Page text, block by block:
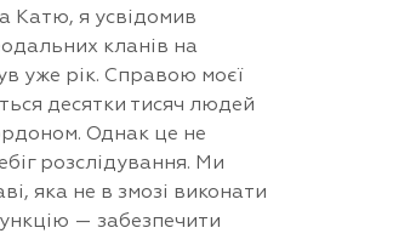
Катю, я усвідомив
кланів на
уже рік. Справою моєї
десятки тисяч людей
Однак це не
розслідування. Ми
яка не в змозі виконати
— забезпечити